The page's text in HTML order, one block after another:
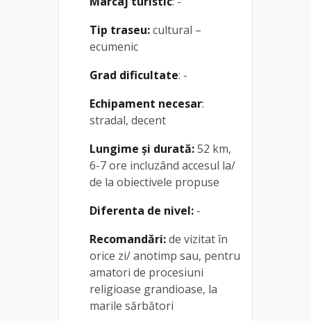
Tip traseu:cultural –
ecumenic
Grad dificultate: -
Echipament necesar:
stradal, decent
Lungime și durată:52 km,
6-7 ore incluzând accesul la/
de la obiectivele propuse
Diferenta de nivel: -
Recomandări:de vizitat în
orice zi/ anotimp sau, pentru
amatori de procesiuni
religioase grandioase, la
marile sărbători